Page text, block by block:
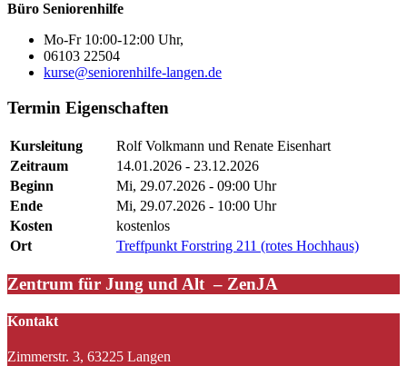
Büro Seniorenhilfe
Mo-Fr 10:00-12:00 Uhr,
06103 22504
kurse@seniorenhilfe-langen.de
Termin Eigenschaften
Kursleitung
Rolf Volkmann und Renate Eisenhart
Zeitraum
14.01.2026 - 23.12.2026
Beginn
Mi, 29.07.2026 - 09:00 Uhr
Ende
Mi, 29.07.2026 - 10:00 Uhr
Kosten
kostenlos
Ort
Treffpunkt Forstring 211 (rotes Hochhaus)
Zentrum für Jung und Alt – ZenJA
Kontakt
Zimmerstr. 3, 63225 Langen